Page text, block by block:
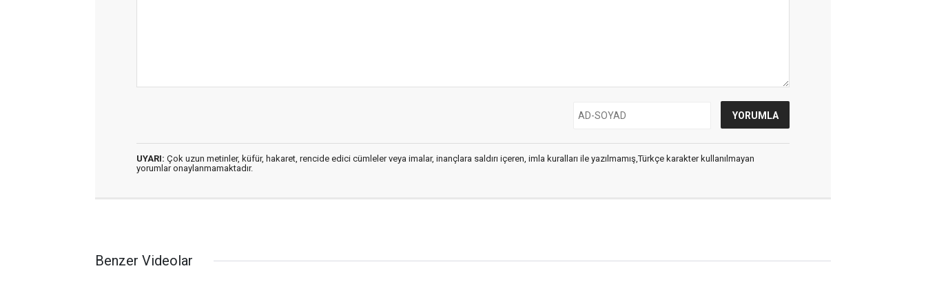
UYARI: Çok uzun metinler, küfür, hakaret, rencide edici cümleler veya imalar, inançlara saldırı içeren, imla kuralları ile yazılmamış,Türkçe karakter kullanılmayan
yorumlar onaylanmamaktadır.
Benzer Videolar